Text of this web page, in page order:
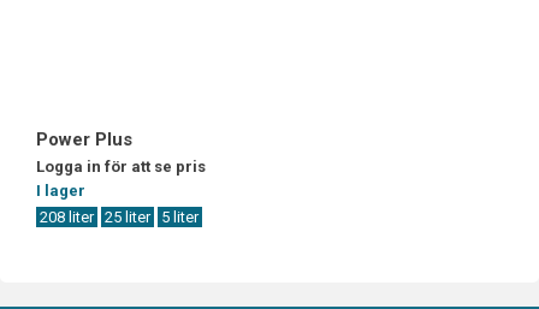
Power Plus
Logga in för att se pris
I lager
208 liter 25 liter 5 liter